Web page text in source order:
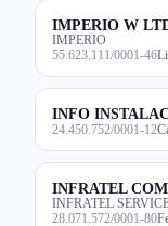
IMPERIO W
IMPERIO
55.623.111/0001-46
INFO
24.450.752/0001-12
INFRATEL
INFRATEL
28.071.572/0001-80